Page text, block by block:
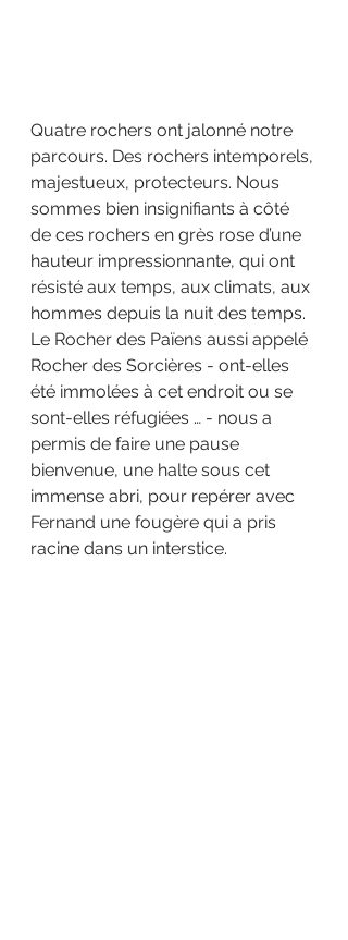
Quatre rochers ont jalonné notre
parcours. Des rochers intemporels,
majestueux, protecteurs. Nous
sommes bien insignifiants à côté
de ces rochers en grès rose d’une
hauteur impressionnante, qui ont
résisté aux temps, aux climats, aux
hommes depuis la nuit des temps.
Le Rocher des Païens aussi appelé
Rocher des Sorcières - ont-elles
été immolées à cet endroit ou se
sont-elles réfugiées … - nous a
permis de faire une pause
bienvenue, une halte sous cet
immense abri, pour repérer avec
Fernand une fougère qui a pris
racine dans un interstice.